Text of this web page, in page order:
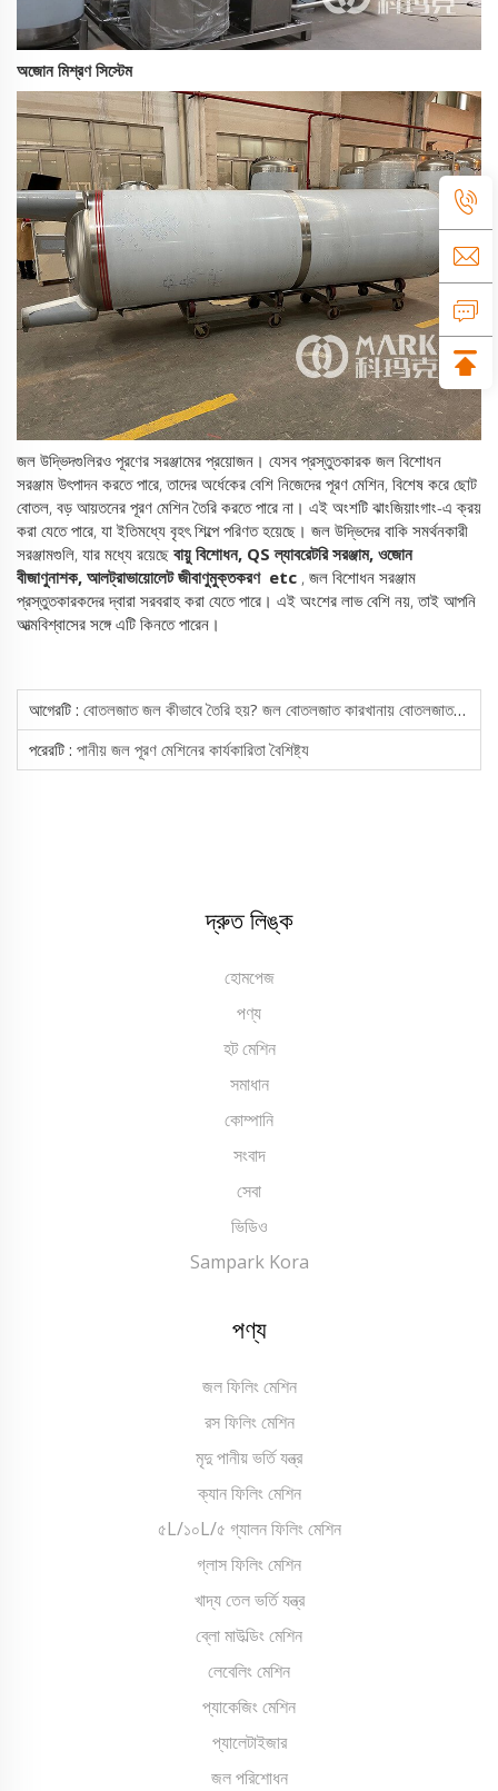
অজোন মিশ্রণ সিস্টেম
জল উদ্ভিদগুলিরও পূরণের সরঞ্জামের প্রয়োজন। যেসব প্রস্তুতকারক জল বিশোধন
সরঞ্জাম উৎপাদন করতে পারে, তাদের অর্ধেকের বেশি নিজেদের পূরণ মেশিন, বিশেষ করে ছোট
বোতল, বড় আয়তনের পূরণ মেশিন তৈরি করতে পারে না। এই অংশটি ঝাংজিয়াংগাং-এ ক্রয়
করা যেতে পারে, যা ইতিমধ্যে বৃহৎ শিল্পে পরিণত হয়েছে। জল উদ্ভিদের বাকি সমর্থনকারী
সরঞ্জামগুলি, যার মধ্যে রয়েছে বায়ু বিশোধন, QS ল্যাবরেটরি সরঞ্জাম, ওজোন
বীজাণুনাশক, আলট্রাভায়োলেট জীবাণুমুক্তকরণ etc , জল বিশোধন সরঞ্জাম
প্রস্তুতকারকদের দ্বারা সরবরাহ করা যেতে পারে। এই অংশের লাভ বেশি নয়, তাই আপনি
আত্মবিশ্বাসের সঙ্গে এটি কিনতে পারেন।
আগেরটি : বোতলজাত জল কীভাবে তৈরি হয়? জল বোতলজাত কারখানায় বোতলজাত জল উৎপাদন প্রক্রিয়া (Ⅲ)
পরেরটি : পানীয় জল পূরণ মেশিনের কার্যকারিতা বৈশিষ্ট্য
দ্রুত লিঙ্ক
হোমপেজ
পণ্য
হট মেশিন
সমাধান
কোম্পানি
সংবাদ
সেবা
ভিডিও
Sampark Kora
পণ্য
জল ফিলিং মেশিন
রস ফিলিং মেশিন
মৃদু পানীয় ভর্তি যন্ত্র
ক্যান ফিলিং মেশিন
৫L/১০L/৫ গ্যালন ফিলিং মেশিন
গ্লাস ফিলিং মেশিন
খাদ্য তেল ভর্তি যন্ত্র
ব্লো মাউল্ডিং মেশিন
লেবেলিং মেশিন
প্যাকেজিং মেশিন
প্যালেটাইজার
জল পরিশোধন